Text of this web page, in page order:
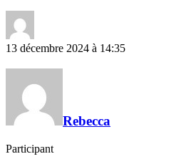
13 décembre 2024 à 14:35
Rebecca
Participant